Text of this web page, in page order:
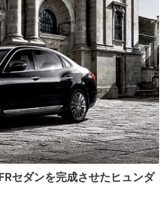
セダンを完成させたヒュンダ